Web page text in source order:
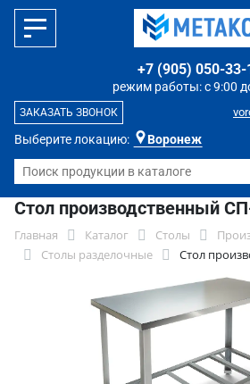
Выберите локацию: Воронеж
режим работы: с 9:00
+7 (905) 050-33-
ЗАКАЗАТЬ ЗВОНОК
Стол производственный
Главная Каталог Столы
Столы разделочные
Стол